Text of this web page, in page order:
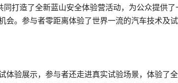
同打造了全新蓝山安全体验营活动，为公众提供
会。参与者零距离体验了世界一流的汽车技术及
体验展示，参与者还走进真实试验场景，体验了